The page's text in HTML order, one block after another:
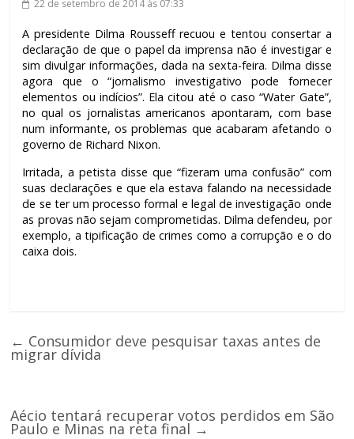
22 de setembro de 2014às 07:33
A presidente Dilma Rousseff recuou e tentou consertar a
declaração de que o papel da imprensa não é investigar e
sim divulgar informações, dada na sexta-feira. Dilma disse
agora que o “jornalismo investigativo pode fornecer
elementos ou indícios”. Ela citou até o caso “Water Gate”,
no qual os jornalistas americanos apontaram, com base
num informante, os problemas que acabaram afetando o
governo de Richard Nixon.
Irritada, a petista disse que “fizeram uma confusão” com
suas declarações e que ela estava falando na necessidade
de se ter um processo formal e legal de investigação onde
as provas não sejam comprometidas. Dilma defendeu, por
exemplo, a tipificação de crimes como a corrupção e o do
caixa dois.
← Consumidor deve pesquisar taxas antes de
migrar dívida
Aécio tentará recuperar votos perdidos em São
Paulo e Minas na reta final →